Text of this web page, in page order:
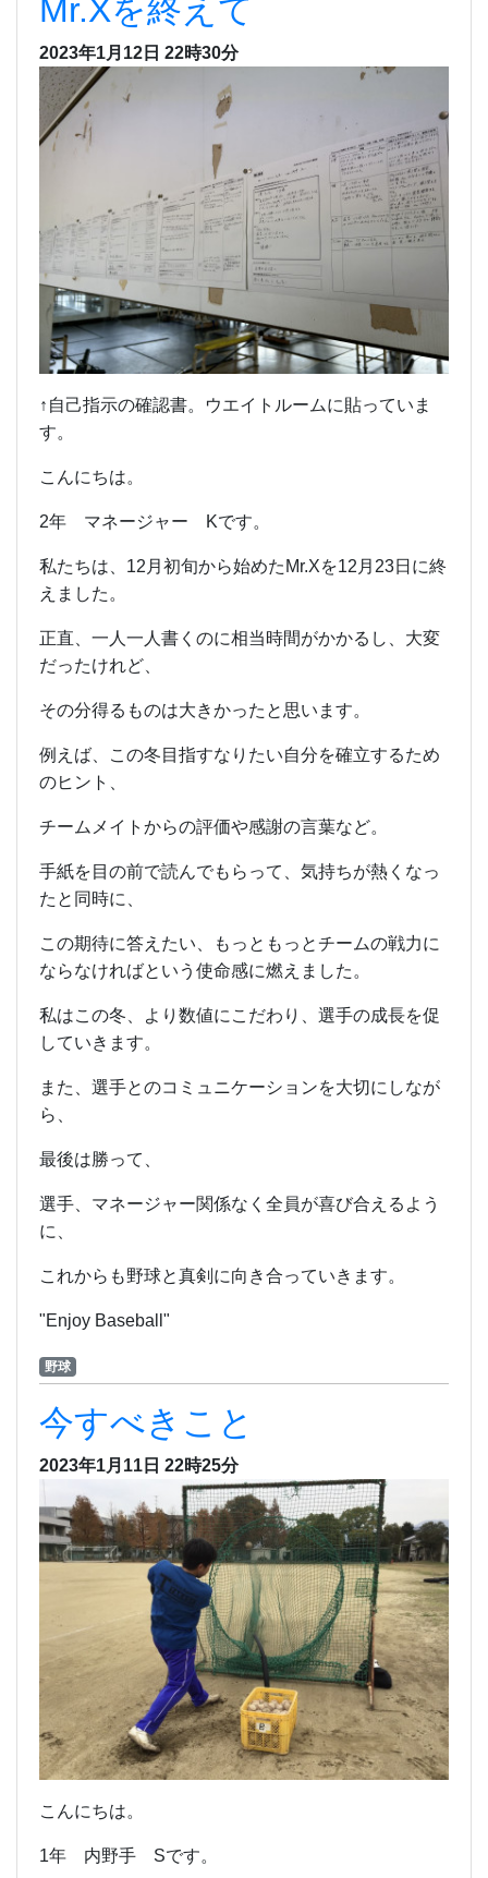
Mr.Xを終えて
2023年1月12日 22時30分
↑自己指示の確認書。ウエイトルームに貼っていま
す。
こんにちは。
2年 マネージャー Kです。
私たちは、12月初旬から始めたMr.Xを12月23日に終
えました。
正直、一人一人書くのに相当時間がかかるし、大変
だったけれど、
その分得るものは大きかったと思います。
例えば、この冬目指すなりたい自分を確立するため
のヒント、
チームメイトからの評価や感謝の言葉など。
手紙を目の前で読んでもらって、気持ちが熱くなっ
たと同時に、
この期待に答えたい、もっともっとチームの戦力に
ならなければという使命感に燃えました。
私はこの冬、より数値にこだわり、選手の成長を促
していきます。
また、選手とのコミュニケーションを大切にしなが
ら、
最後は勝って、
選手、マネージャー関係なく全員が喜び合えるよう
に、
これからも野球と真剣に向き合っていきます。
"Enjoy Baseball"
野球
今すべきこと
2023年1月11日 22時25分
こんにちは。
1年 内野手 Sです。